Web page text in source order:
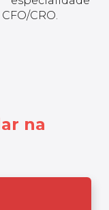
CRO.
na